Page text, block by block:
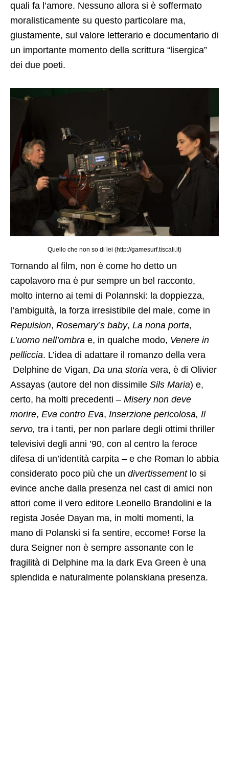
quali fa l’amore. Nessuno allora si è soffermato
moralisticamente su questo particolare ma,
giustamente, sul valore letterario e documentario di
un importante momento della scrittura “lisergica”
dei due poeti.
Quello che non so di lei (http://gamesurf.tiscali.it)
Tornando al film, non è come ho detto un
capolavoro ma è pur sempre un bel racconto,
molto interno ai temi di Polannski: la doppiezza,
l’ambiguità, la forza irresistibile del male, come in
Repulsion, Rosemary’s baby, La nona porta,
L’uomo nell’ombra e, in qualche modo, Venere in
pelliccia. L’idea di adattare il romanzo della vera
Delphine de Vigan, Da una storia vera, è di Olivier
Assayas (autore del non dissimile Sils Maria) e,
certo, ha molti precedenti – Misery non deve
morire, Eva contro Eva, Inserzione pericolosa, Il
servo, tra i tanti, per non parlare degli ottimi thriller
televisivi degli anni ’90, con al centro la feroce
difesa di un’identità carpita – e che Roman lo abbia
considerato poco più che un divertissementlo si
evince anche dalla presenza nel cast di amici non
attori come il vero editore Leonello Brandolini e la
regista Josée Dayan ma, in molti momenti, la
mano di Polanski si fa sentire, eccome! Forse la
dura Seigner non è sempre assonante con le
fragilità di Delphine ma la dark Eva Green è una
splendida e naturalmente polanskiana presenza.